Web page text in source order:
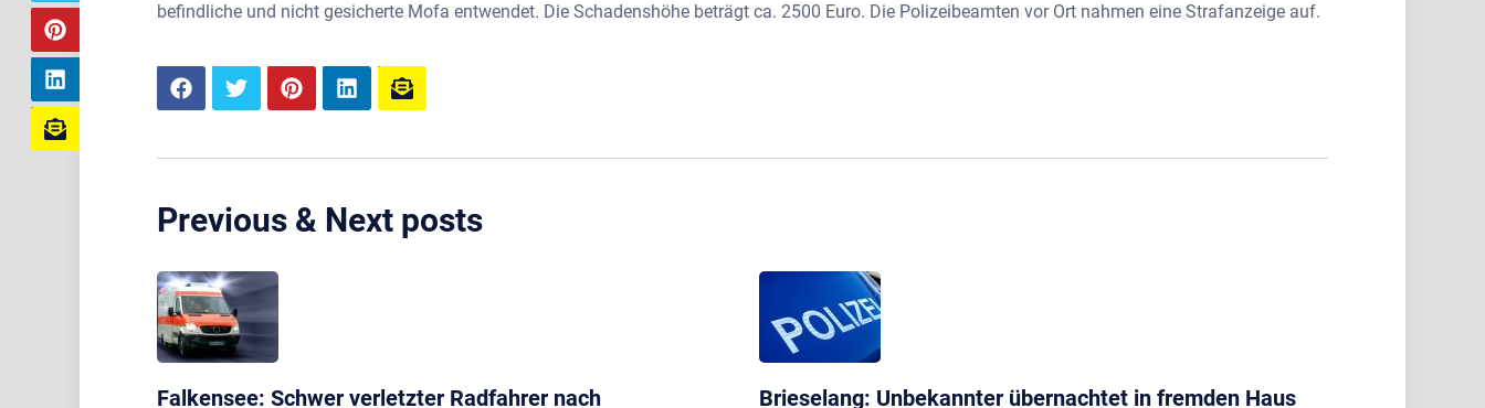
befindliche und nicht gesicherte Mofa entwendet. Die Schadenshöhe beträgt ca. 2500 Euro. Die Polizeibeamten vor Ort nahmen eine Strafanzeige auf.
Previous & Next posts
Falkensee: Schwer verletzter Radfahrer nach
Brieselang: Unbekannter übernachtet in fremden Haus